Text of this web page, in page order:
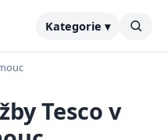
Kategorie ▾
Tesco v